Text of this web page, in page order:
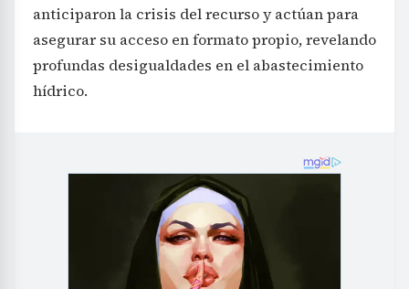
anticiparon la crisis del recurso y actúan para
asegurar su acceso en formato propio, revelando
profundas desigualdades en el abastecimiento
hídrico.